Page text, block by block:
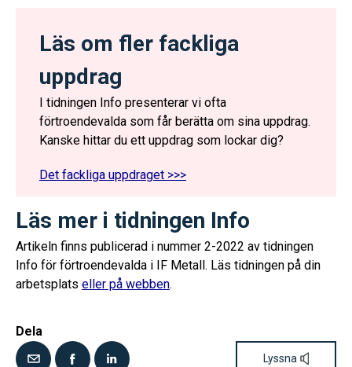
Läs om fler fackliga
uppdrag
I tidningen Info presenterar vi ofta
förtroendevalda som får berätta om sina uppdrag.
Kanske hittar du ett uppdrag som lockar dig?
Det fackliga uppdraget >>>
Läs mer i tidningen Info
Artikeln finns publicerad i nummer 2-2022 av tidningen
Info för förtroendevalda i IF Metall. Läs tidningen på din
arbetsplats eller på webben.
Dela
Lyssna